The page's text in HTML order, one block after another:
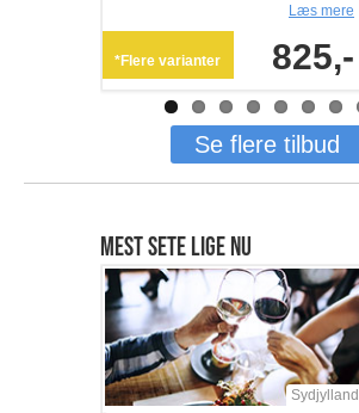
Læs mere
*Flere varianter 825,-
Se flere tilbud
MEST SETE LIGE NU
Sydjylland